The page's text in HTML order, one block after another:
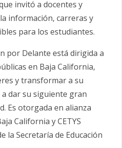
invitó a docentes y
información, carreras y
para los estudiantes.
por Delante está dirigida a
en Baja California,
y transformar a su
dar su siguiente gran
Es otorgada en alianza
California y CETYS
la Secretaría de Educación